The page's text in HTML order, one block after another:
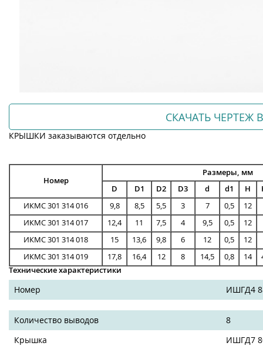
СКАЧАТЬ ЧЕРТЕЖ
КРЫШКИ заказываются отдельно
Номер
Размеры, мм
D
D1 D2 D3 d d1 H
ИКМС 301 314 016
9,8 8,5 5,5 3 7 0,5
12
ИКМС 301 314 017
12,4 11 7,5 4 9,5 0,5
12
ИКМС 301 314 018
15 13,6 9,8 6 12 0,5
12
ИКМС 301 314 019
17,8 16,4 12 8 14,5 0,8 14
Технические характеристики
Номер ИШГД4
Количество выводов
8
Крышка
ИШГД7